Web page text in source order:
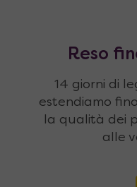
Reso
14 giorni di
estendiamo
la qualità dei
alle